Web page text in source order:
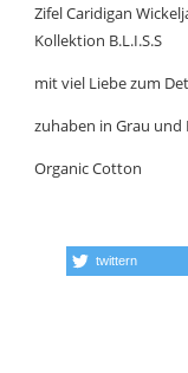
Zifel Caridigan
Kollektion B.L.I.S.S
mit viel Liebe zum
zuhaben in Grau und
Organic Cotton
twittern